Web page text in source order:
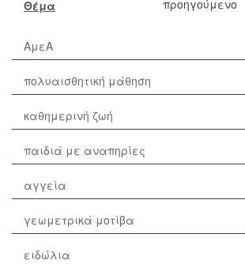
προηγούμενο
Θέμα
ΑμεΑ
πολυαισθητική μάθηση
καθημερινή ζωή
παιδιά με αναπηρίες
αγγεία
γεωμετρικά μοτίβα
ειδώλια